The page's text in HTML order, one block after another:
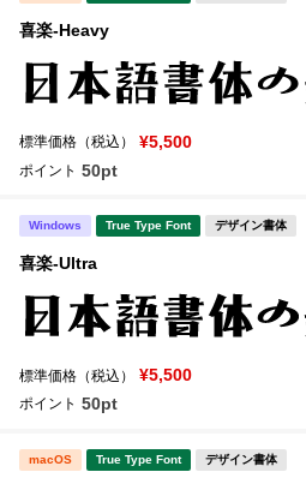
喜楽-Heavy
標準価格（税込） ¥5,500
ポイント 50pt
Windows True Type Font デザイン書体
喜楽-Ultra
標準価格（税込） ¥5,500
ポイント 50pt
macOS True Type Font デザイン書体